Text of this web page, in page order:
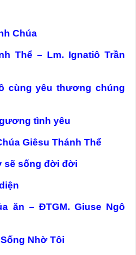
Chúa
Thể – Lm. Ignatiô Trần
cùng yêu thương chúng
tình yêu
Giêsu Thánh Thể
sẽ sống đời đời
ăn – ĐTGM. Giuse Ngô
Nhờ Tôi